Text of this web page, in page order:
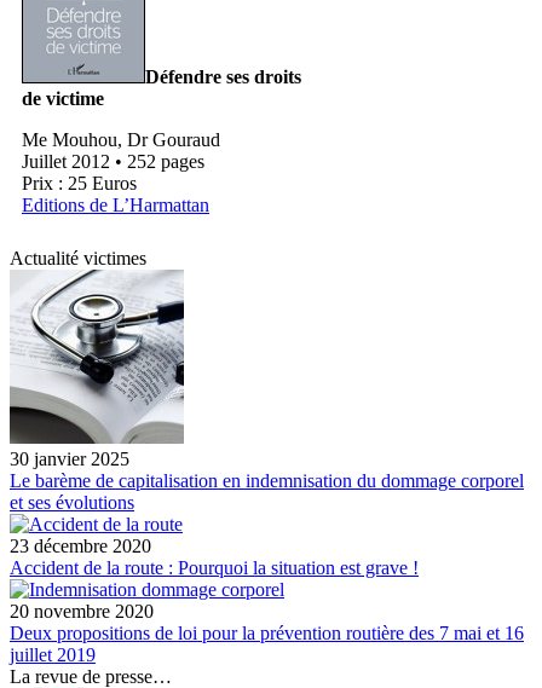
Défendre ses droits
de victime
Me Mouhou, Dr Gouraud
Juillet 2012 • 252 pages
Prix : 25 Euros
Editions de L’Harmattan
Actualité victimes
30 janvier 2025
Le barème de capitalisation en indemnisation du dommage corporel
et ses évolutions
23 décembre 2020
Accident de la route : Pourquoi la situation est grave !
20 novembre 2020
Deux propositions de loi pour la prévention routière des 7 mai et 16
juillet 2019
La revue de presse…